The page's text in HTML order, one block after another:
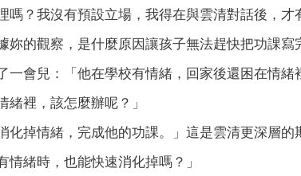
嗎？我沒有預設立場，我得在與雲清對話後，才
妳的觀察，是什麼原因讓孩子無法趕快把功課寫
一會兒：「他在學校有情緒，回家後還困在情緒
緒裡，該怎麼辦呢？」
化掉情緒，完成他的功課。」這是雲清更深層的
情緒時，也能快速消化掉嗎？」